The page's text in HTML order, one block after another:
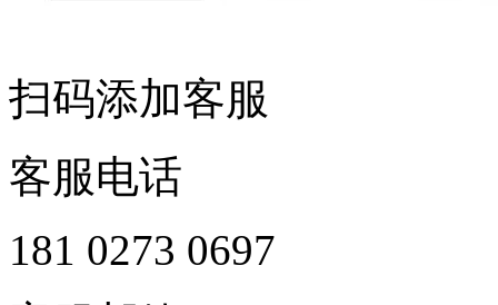
扫码添加客服
客服电话
181 0273 0697